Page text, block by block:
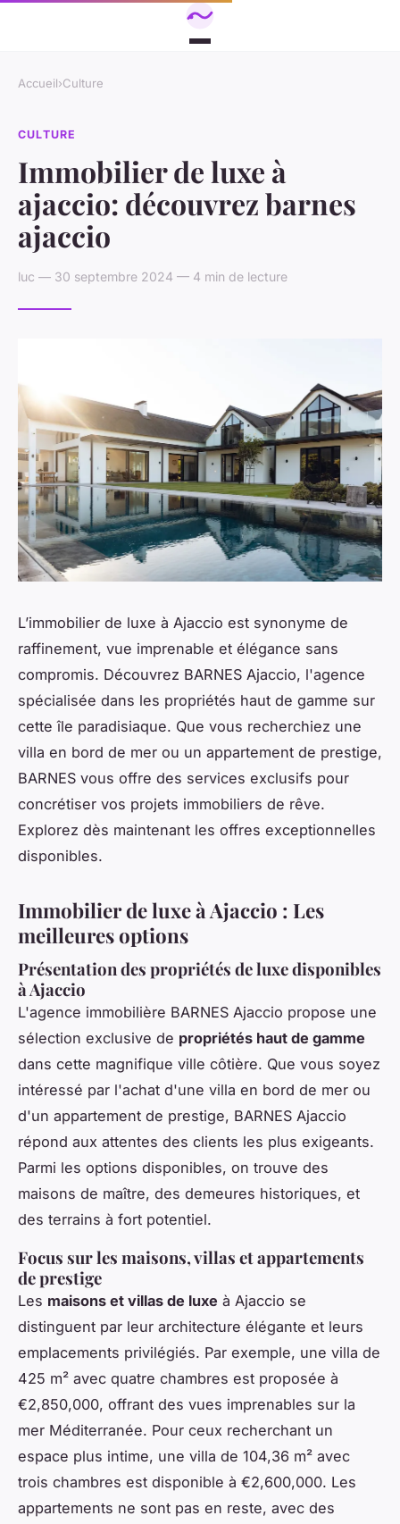
Accueil›Culture
CULTURE
Immobilier de luxe à
ajaccio: découvrez barnes
ajaccio
luc — 30 septembre 2024 — 4 min de lecture
L’immobilier de luxe à Ajaccio est synonyme de
raffinement, vue imprenable et élégance sans
compromis. Découvrez BARNES Ajaccio, l'agence
spécialisée dans les propriétés haut de gamme sur
cette île paradisiaque. Que vous recherchiez une
villa en bord de mer ou un appartement de prestige,
BARNES vous offre des services exclusifs pour
concrétiser vos projets immobiliers de rêve.
Explorez dès maintenant les offres exceptionnelles
disponibles.
Immobilier de luxe à Ajaccio : Les
meilleures options
Présentation des propriétés de luxe disponibles
à Ajaccio
L'agence immobilière BARNES Ajaccio propose une
sélection exclusive de propriétés haut de gamme
dans cette magnifique ville côtière. Que vous soyez
intéressé par l'achat d'une villa en bord de mer ou
d'un appartement de prestige, BARNES Ajaccio
répond aux attentes des clients les plus exigeants.
Parmi les options disponibles, on trouve des
maisons de maître, des demeures historiques, et
des terrains à fort potentiel.
Focus sur les maisons, villas et appartements
de prestige
Les maisons et villas de luxe à Ajaccio se
distinguent par leur architecture élégante et leurs
emplacements privilégiés. Par exemple, une villa de
425 m² avec quatre chambres est proposée à
€2,850,000, offrant des vues imprenables sur la
mer Méditerranée. Pour ceux recherchant un
espace plus intime, une villa de 104,36 m² avec
trois chambres est disponible à €2,600,000. Les
appartements ne sont pas en reste, avec des